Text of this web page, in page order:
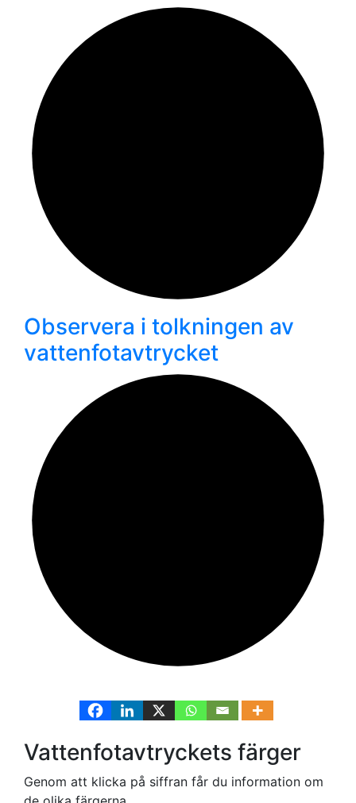
Observera i tolkningen av
vattenfotavtrycket
Vattenfotavtryckets färger
Genom att klicka på siffran får du information om